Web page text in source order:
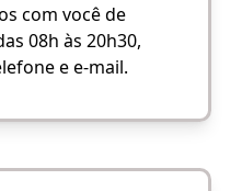
com você de
08h às 20h30,
e e-mail.